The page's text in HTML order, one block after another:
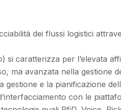
dei flussi logistici
caratterizza per l’elevata
ma avanzata nella gestione
e la pianificazione
con le